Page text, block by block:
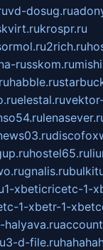
vd-dosug.ru
krospr.ru
2rich.ru
russkom.ru
habble.ru
elestal.ru
hostel65.ru
gnalis.ru
1-xbeticricetc-1-
1-xbetr-1-
3-d-file.ru